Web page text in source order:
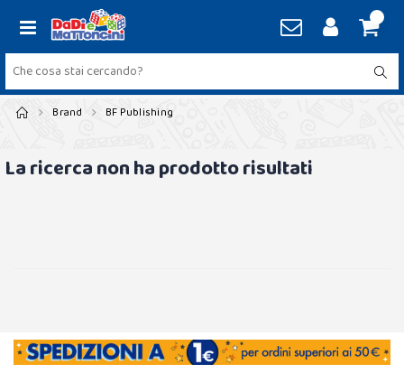
Brand BF Publishing
La ricerca non ha prodotto risultati